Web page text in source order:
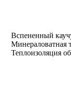
Вспененный
Минераловатная
Теплоизоляция